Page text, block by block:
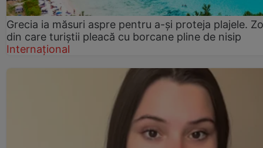
Grecia ia măsuri aspre pentru a-și proteja plajele.
din care turiștii pleacă cu borcane pline de nisip
Internațional